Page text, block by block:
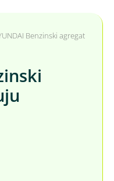
Benzinski agregat